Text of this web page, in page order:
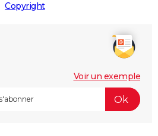
Copyright
Voir un exemple